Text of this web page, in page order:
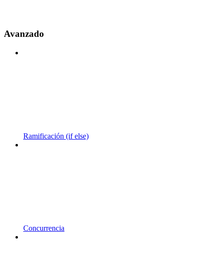
Avanzado
Ramificación (if else)
Concurrencia